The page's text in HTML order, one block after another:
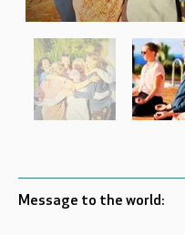
Message to the world: